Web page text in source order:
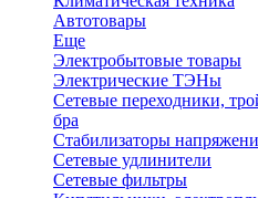
Автотовары
Еще
Электробытовые товары
Электрические ТЭНы
Сетевые переходники,
бра
Стабилизаторы
Сетевые удлинители
Сетевые фильтры